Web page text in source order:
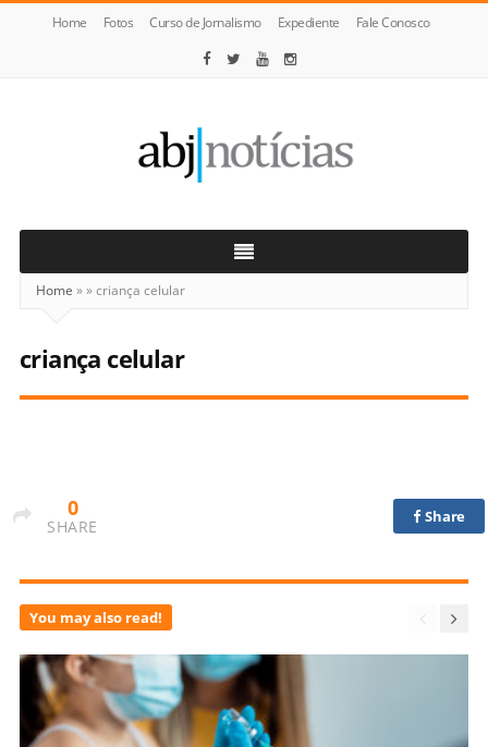
Home Fotos Curso de Jornalismo Expediente Fale Conosco
Notícias
Home »»criança celular
criança celular
0
SHARE
Share
You may also read!